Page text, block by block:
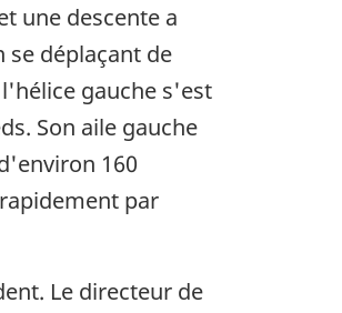
une descente a
se déplaçant de
gauche s'est
Son aile gauche
160
par
Le directeur de